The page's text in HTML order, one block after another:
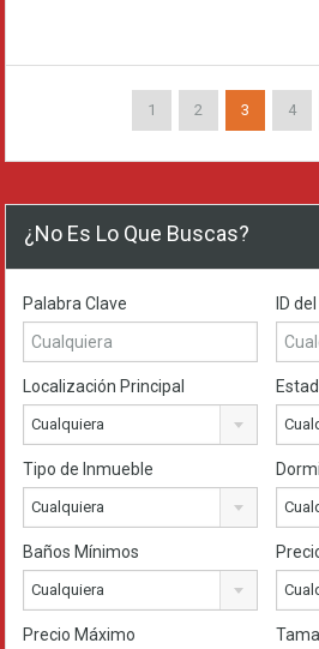
1 2 3 4
¿No Es Lo Que Buscas?
Palabra Clave ID
Localización Principal
Cualquiera
Tipo de Inmueble
Cualquiera
Baños Mínimos
Cualquiera
Precio Máximo